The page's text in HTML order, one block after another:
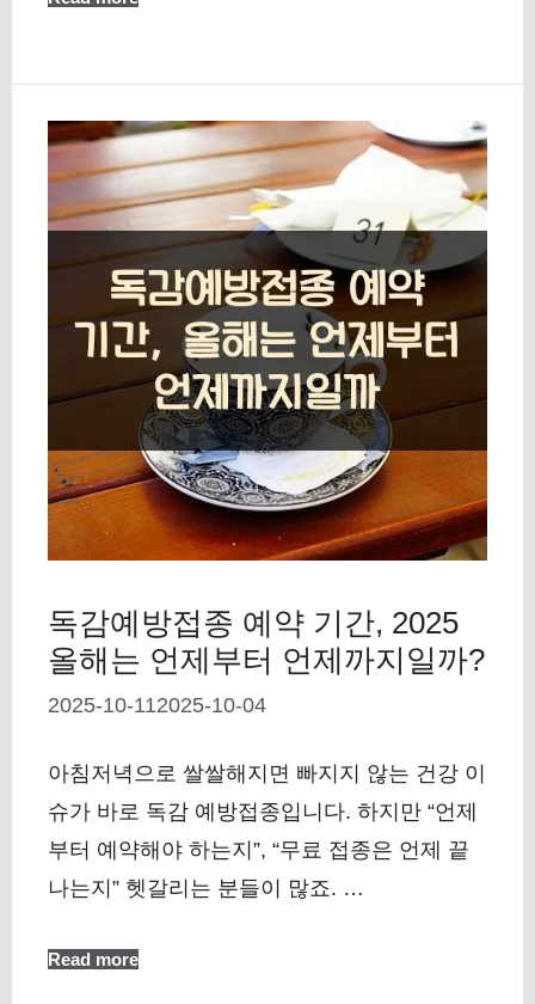
독감예방접종 예약 기간, 2025
올해는 언제부터 언제까지일까?
2025-10-112025-10-04
아침저녁으로 쌀쌀해지면 빠지지 않는 건강 이
슈가 바로 독감 예방접종입니다. 하지만 “언제
부터 예약해야 하는지”, “무료 접종은 언제 끝
나는지” 헷갈리는 분들이 많죠. …
Read more